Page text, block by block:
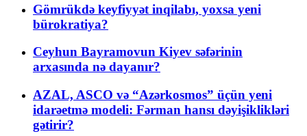
Gömrükdə keyfiyyət inqilabı, yoxsa yeni
bürokratiya?
Ceyhun Bayramovun Kiyev səfərinin
arxasında nə dayanır?
AZAL, ASCO və “Azərkosmos” üçün yeni
idarəetmə modeli: Fərman hansı dəyişiklikləri
gətirir?